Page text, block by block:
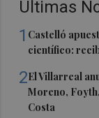
Últimas
1 Castelló
científico:
2El Villarreal
Moreno,
Costa